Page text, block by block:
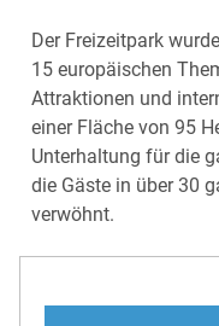
Der Freizeitpark
15 europäischen
Attraktionen und
einer Fläche von 95
Unterhaltung für die
die Gäste in über 30
verwöhnt.